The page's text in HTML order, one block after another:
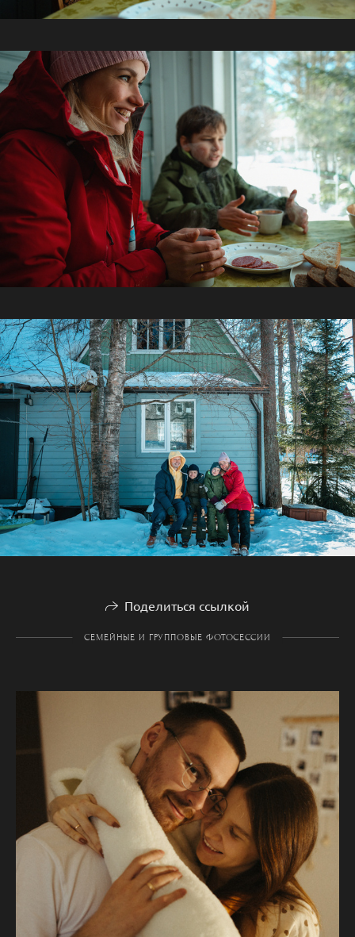
Поделиться ссылкой
СЕМЕЙНЫЕ И ГРУППОВЫЕ ФОТОСЕССИИ